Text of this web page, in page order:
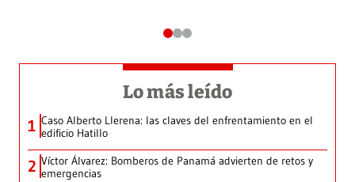
Lo más leído
1 Caso Alberto Llerena: las claves del enfrentamiento en el
edificio Hatillo
2 Víctor Álvarez: Bomberos de Panamá advierten de retos y
emergencias